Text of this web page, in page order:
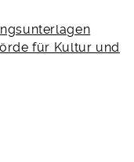
für Kultur und